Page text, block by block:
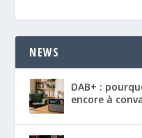
NEWS
DAB+ :
encore à